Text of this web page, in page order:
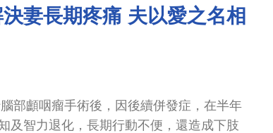
妻長期疼痛 夫以愛之名相
部顱咽瘤手術後，因後續併發症，在半年
及智力退化，長期行動不便，還造成下肢